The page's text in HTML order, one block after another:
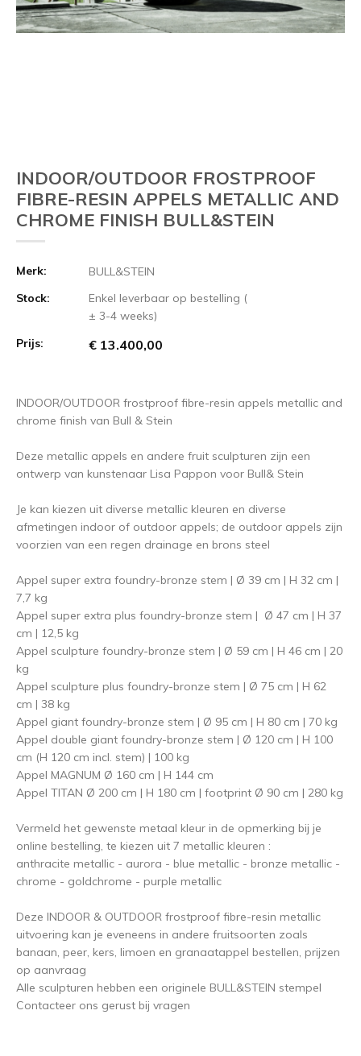
INDOOR/OUTDOOR FROSTPROOF
FIBRE-RESIN APPELS METALLIC AND
CHROME FINISH BULL&STEIN
Merk:
BULL&STEIN
Stock:
Enkel leverbaar op bestelling (
± 3-4 weeks)
Prijs:
€ 13.400,00
INDOOR/OUTDOOR frostproof fibre-resin appels metallic and
chrome finish van Bull & Stein
Deze metallic appels en andere fruit sculpturen zijn een
ontwerp van kunstenaar Lisa Pappon voor Bull& Stein
Je kan kiezen uit diverse metallic kleuren en diverse
afmetingen indoor of outdoor appels; de outdoor appels zijn
voorzien van een regen drainage en brons steel
Appel super extra foundry-bronze stem | Ø 39 cm | H 32 cm |
7,7 kg
Appel super extra plus foundry-bronze stem | Ø 47 cm | H 37
cm | 12,5 kg
Appel sculpture foundry-bronze stem | Ø 59 cm | H 46 cm | 20
kg
Appel sculpture plus foundry-bronze stem | Ø 75 cm | H 62
cm | 38 kg
Appel giant foundry-bronze stem | Ø 95 cm | H 80 cm | 70 kg
Appel double giant foundry-bronze stem | Ø 120 cm | H 100
cm (H 120 cm incl. stem) | 100 kg
Appel MAGNUM Ø 160 cm | H 144 cm
Appel TITAN Ø 200 cm | H 180 cm | footprint Ø 90 cm | 280 kg
Vermeld het gewenste metaal kleur in de opmerking bij je
online bestelling, te kiezen uit 7 metallic kleuren :
anthracite metallic - aurora - blue metallic - bronze metallic -
chrome - goldchrome - purple metallic
Deze INDOOR & OUTDOOR frostproof fibre-resin metallic
uitvoering kan je eveneens in andere fruitsoorten zoals
banaan, peer, kers, limoen en granaatappel bestellen, prijzen
op aanvraag
Alle sculpturen hebben een originele BULL&STEIN stempel
Contacteer ons gerust bij vragen